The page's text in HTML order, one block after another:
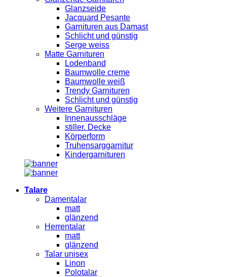
Glanzseide
Jacquard Pesante
Garnituren aus Damast
Schlicht und günstig
Serge weiss
Matte Garnituren
Lodenband
Baumwolle creme
Baumwolle weiß
Trendy Garnituren
Schlicht und günstig
Weitere Garnituren
Innenausschläge
stiller. Decke
Körperform
Truhensarggarnitur
Kindergarnituren
Talare
Damentalar
matt
glänzend
Herrentalar
matt
glänzend
Talar unisex
Linon
Polotalar